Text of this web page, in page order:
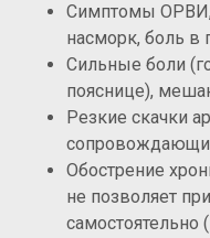
Симптомы ОРВИ,
насморк, боль в
Сильные боли
пояснице),
Резкие скачки
Обострение
не позволяет
самостоятельно